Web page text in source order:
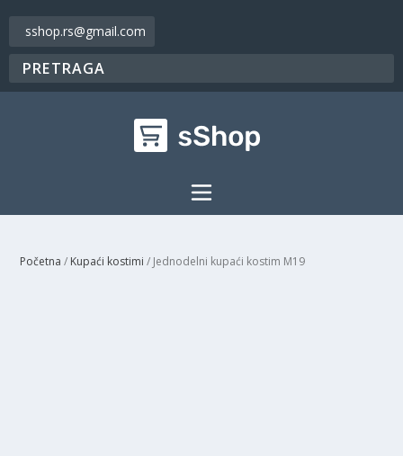
sshop.rs@gmail.com
Početna / Kupaći kostimi / Jednodelni kupaći kostim M19